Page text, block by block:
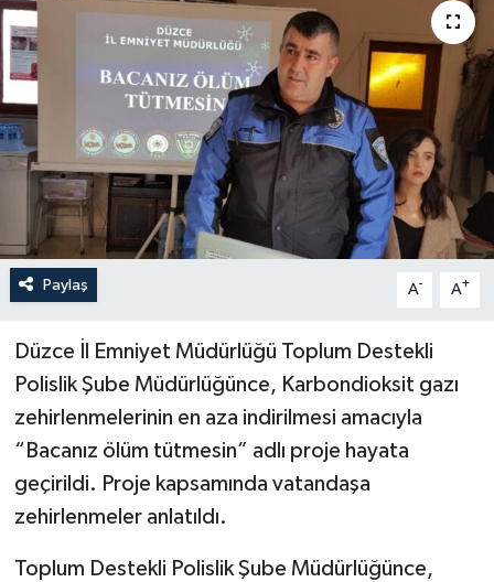
Paylaş A- A+
Düzce İl Emniyet Müdürlüğü Toplum Destekli
Polislik Şube Müdürlüğünce, Karbondioksit gazı
zehirlenmelerinin en aza indirilmesi amacıyla
“Bacanız ölüm tütmesin” adlı proje hayata
geçirildi. Proje kapsamında vatandaşa
zehirlenmeler anlatıldı.
Toplum Destekli Polislik Şube Müdürlüğünce,